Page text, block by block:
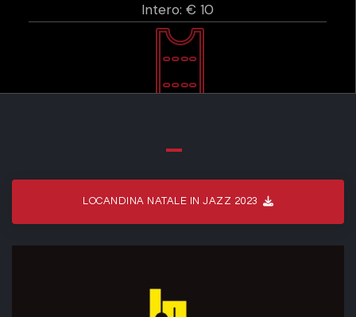
Intero: € 10
LOCANDINA NATALE IN JAZZ 2023